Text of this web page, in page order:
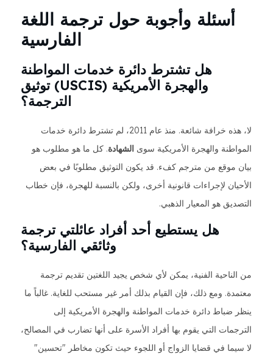
أسئلة وأجوبة حول ترجمة اللغة
الفارسية
هل تشترط دائرة خدمات المواطنة
والهجرة الأمريكية (USCIS) توثيق
الترجمة؟
لا، هذه خرافة شائعة. منذ عام 2011، لم تشترط دائرة خدمات
المواطنة والهجرة الأمريكية سوى الشهادة. كل ما هو مطلوب هو
بيان موقع من مترجم كفء. قد يكون التوثيق مطلوبًا في بعض
الأحيان لإجراءات قانونية أخرى، ولكن بالنسبة للهجرة، فإن خطاب
التصديق هو المعيار الذهبي.
هل يستطيع أحد أفراد عائلتي ترجمة
وثائقي الفارسية؟
من الناحية الفنية، يمكن لأي شخص يجيد اللغتين تقديم ترجمة
معتمدة. ومع ذلك، فإن القيام بذلك أمر غير مستحب للغاية. غالباً ما
ينظر ضباط دائرة خدمات المواطنة والهجرة الأمريكية إلى
الترجمات التي يقوم بها أفراد الأسرة على أنها تضارب في المصالح،
لا سيما في قضايا الزواج أو اللجوء حيث تكون مخاطر "تحسين"